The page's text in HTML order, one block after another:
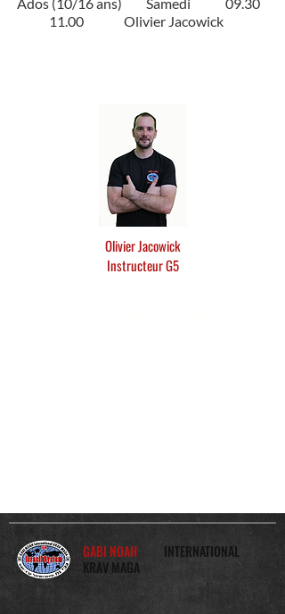
11.00 Olivier Jacowick
Olivier Jacowick
Instructeur G5
GABI NOAH
INTERNATIONAL
KRAV MAGA